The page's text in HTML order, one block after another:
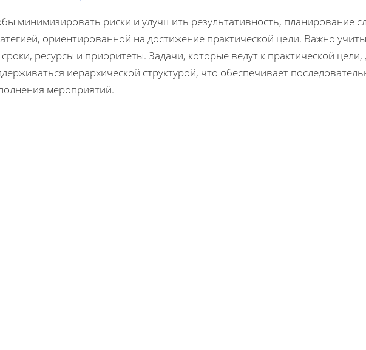
минимизировать риски и улучшить результативность, планирование
ориентированной на достижение практической цели. Важно
сроки, ресурсы и приоритеты. Задачи, которые ведут к практической
иерархической структурой, что обеспечивает
мероприятий.